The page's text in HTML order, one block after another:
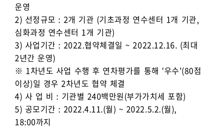
운영
2) 선정규모 : 2개 기관 (기초과정 연수센터 1개 기관,
심화과정 연수센터 1개 기관)
3) 사업기간 : 2022.협약체결일 ~ 2022.12.16. (최대
2년간 운영)
※ 1차년도 사업 수행 후 연차평가를 통해 '우수'(80점
이상)일 경우 2차년도 협약 체결
4) 사 업 비 : 기관별 240백만원(부가가치세 포함)
5) 공모기간 : 2022.4.11.(월) ~ 2022.5.2.(월),
18:00까지